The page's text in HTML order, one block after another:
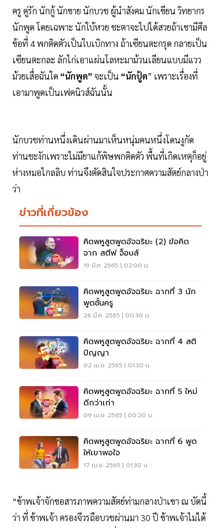
ครู คู่รัก นักกู้ นักขาย นักบวช ผู้นำสังคม นักเขียน วิทยากร
นักพูด โดยเฉพาะ นักใบ้หวย ชะตาจะไปได้สวยถ้าเขามีศีล
ข้อที่ 4 พกติดตัวเป็นใบเบิกทาง ถ้าเซียนตะกรุด กลายเป็น
เซียนตะกละ ลักไก่เอาแผ่นโลหะมาม้วนเลียนแบบมีแวว
ม้วยเสื่อฉันใด “นักพูด” จะเป็น “นักปู้ด” เพราะเรื่องที่
เอามาพูดเป็นเฟคนิวส์ฉันนั้น
นักบวชท่านหนึ่งเดินผ่านมาเห็นหนุ่มคนหนึ่งโดนงูกัด
ท่านชะงักเพราะไม่มียาแก้พิษพกติดตัว พื้นที่เกิดเหตุก็อยู่
ห่างหมอไกลลิบ ท่านจึงตัดสินใจประกาศความสัตย์กลางป่า
ว่า
ข่าวที่เกี่ยวข้อง
คิดพหูสูตพูดอัจฉริยะ (2) ข้อคิด
จาก สตีฟ จ็อบส์
19 มี.ค. 2565 | 02:00 น.
คิดพหูสูตพูดอัจฉริยะ ฉากที่ 3 นัก
พูดชั้นครู
26 มี.ค. 2565 | 00:30 น.
คิดพหูสูตพูดอัจฉริยะ ฉากที่ 4 สติ
ปัญญา
02 เม.ย. 2565 | 01:30 น.
คิดพหูสูตพูดอัจฉริยะ ฉากที่ 5 ใหม่
ดีกว่าเก่า
09 เม.ย. 2565 | 00:20 น.
คิดพหูสูตพูดอัจฉริยะ ฉากที่ 6 พูด
ให้เขาพอใจ
17 เม.ย. 2565 | 01:30 น.
“ข้าพเจ้าจักขอสารภาพความสัตย์ท่ามกลางป่าเขา ณ บัดนี้
ว่า ที่ ข้าพเจ้า ครองจีวรถือบวชผ่านมา 30 ปี ข้าพเจ้าไม่ได้